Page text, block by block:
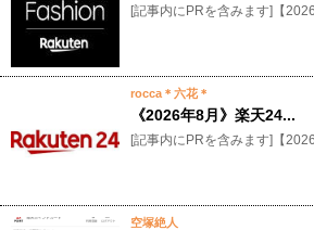
[記事内にPRを含みます]【
rocca＊六花＊
《2026年8月》楽天24...
[記事内にPRを含みます]【
空塚絶人